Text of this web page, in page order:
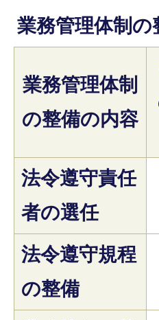
業務管理体制の
業務管理体制
の整備の内容
法令遵守責任
者の選任
法令遵守規程
の整備